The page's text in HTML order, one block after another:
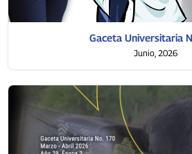
Gaceta Universitaria
Junio, 2026